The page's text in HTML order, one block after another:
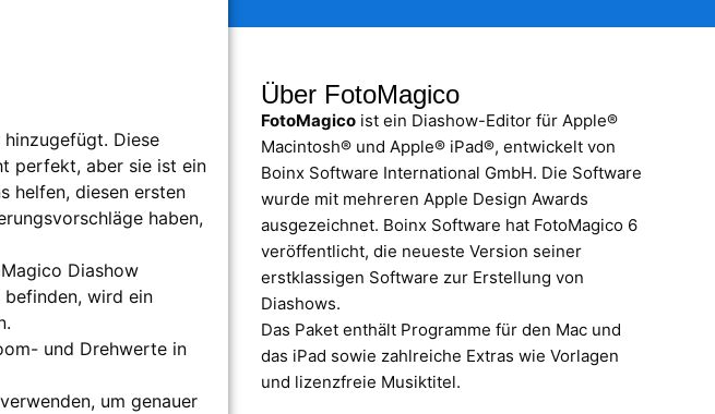
Diese
perfekt, aber sie ist ein
helfen, diesen ersten
haben,
Diashow
wird ein
und Drehwerte in
um genauer
Über FotoMagico
FotoMagico ist ein Diashow-Editor für Apple®
Macintosh® und Apple® iPad®, entwickelt von
Boinx Software International GmbH. Die Software
wurde mit mehreren Apple Design Awards
ausgezeichnet. Boinx Software hat FotoMagico 6
veröffentlicht, die neueste Version seiner
erstklassigen Software zur Erstellung von
Diashows.
Das Paket enthält Programme für den Mac und
das iPad sowie zahlreiche Extras wie Vorlagen
und lizenzfreie Musiktitel.